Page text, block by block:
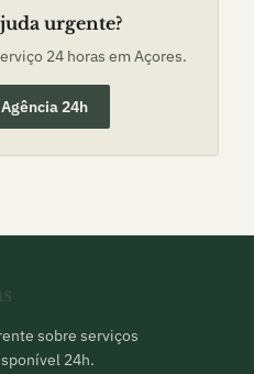
urgente?
24 horas em Açores.
24h
sobre serviços
24h.